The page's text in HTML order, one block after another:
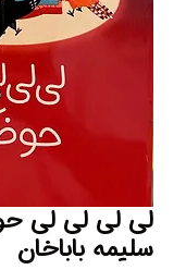
لی لی لی لی
سلیمه باباخان